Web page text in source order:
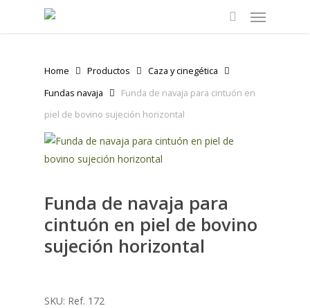
Menu
Home Productos
Caza y cinegética
Fundas navaja
Funda de navaja para cintuón en
piel de bovino sujeción horizontal
Funda de navaja para
cintuón en piel de bovino
sujeción horizontal
SKU: Ref. 172